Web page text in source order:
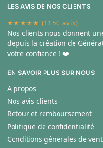
LES AVIS DE NOS CLIENTS
★★★★★ (1150 avis)
Nos clients nous donnent
depuis la création de
votre confiance ! ❤️
EN SAVOIR PLUS SUR NOUS
A propos
Nos avis clients
Retour et remboursement
Politique de confidentialité
Conditions générales de